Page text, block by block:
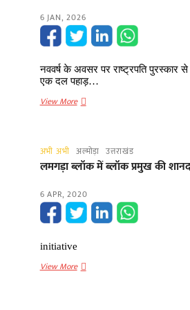
6 JAN, 2026
नववर्ष के अवसर पर राष्ट्रपति पुरस्कार से
एक दल पहाड़…
View Moreदुर्गम
विरासत
की
सीबीसी
अल्मोड़ा
की
पहल,
लोक
अभी अभी अल्मोड़ा उत्तराखंड
लमगड़ा ब्लॉक में ब्लॉक प्रमुख की
6 APR, 2020
initiative
View Moreलमगड़ा